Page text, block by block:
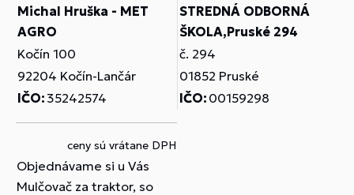
Michal Hruška - MET
AGRO
Kočín 100
92204 Kočín-Lančár
IČO: 35242574
STREDNÁ ODBORNÁ
ŠKOLA,Pruské 294
č. 294
01852 Pruské
IČO: 00159298
ceny sú vrátane DPH
Objednávame si u Vás
Mulčovač za traktor, so